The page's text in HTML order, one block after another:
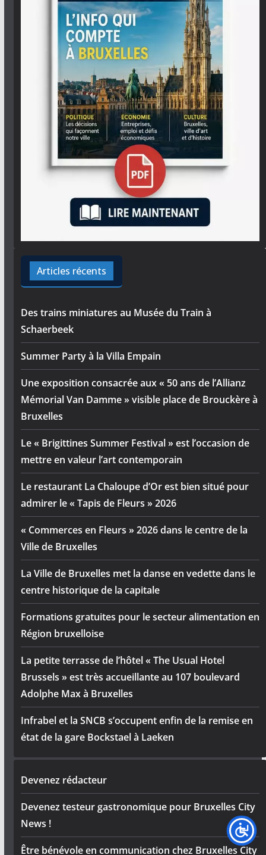
Articles récents
Des trains miniatures au Musée du Train à
Schaerbeek
Summer Party à la Villa Empain
Une exposition consacrée aux « 50 ans de l’Allianz
Mémorial Van Damme » visible place de Brouckère à
Bruxelles
Le « Brigittines Summer Festival » est l’occasion de
mettre en valeur l’art contemporain
Le restaurant La Chaloupe d’Or est bien situé pour
admirer le « Tapis de Fleurs » 2026
« Commerces en Fleurs » 2026 dans le centre de la
Ville de Bruxelles
La Ville de Bruxelles met la danse en vedette dans le
centre historique de la capitale
Formations gratuites pour le secteur alimentation en
Région bruxelloise
La petite terrasse de l’hôtel « The Usual Hotel
Brussels » est très accueillante au 107 boulevard
Adolphe Max à Bruxelles
Infrabel et la SNCB s’occupent enfin de la remise en
état de la gare Bockstael à Laeken
Devenez rédacteur
Devenez testeur gastronomique pour Bruxelles City
News !
Être bénévole en communication chez Bruxelles City